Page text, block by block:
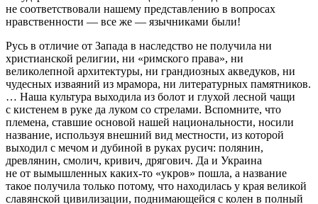
не соответствовали нашему представлению в вопросах
нравственности — все же — язычниками были!
Русь в отличие от Запада в наследство не получила ни
христианской религии, ни «римского права», ни
великолепной архитектуры, ни грандиозных акведуков, ни
чудесных изваяний из мрамора, ни литературных памятников.
… Наша культура выходила из болот и глухой лесной чащи
с кистенем в руке да луком со стрелами. Вспомните, что
племена, ставшие основой нашей национальности, носили
название, используя внешний вид местности, из которой
выходил с мечом и дубиной в руках русич: полянин,
древлянин, смолич, кривич, дрягович. Да и Украина
не от вымышленных каких-то «укров» пошла, а название
такое получила только потому, что находилась у края великой
славянской цивилизации, поднимающейся с колен в полный